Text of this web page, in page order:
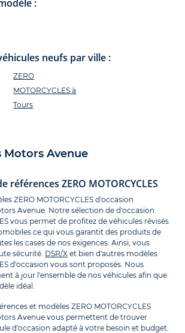
:
neufs par ville :
ZERO
MOTORCYCLES à
Tours
Avenue
références ZERO MOTORCYCLES
ZERO MOTORCYCLES d'occasion
Avenue. Notre sélection de d'occasion
vous permet de profitez de véhicules révisés
ce qui vous garantit des produits de
les cases de nos exigences. Ainsi, vous
sécurité. DSR/X et bien d'autres modèles
d'occasion vous sont proposés. Nous
à jour l'ensemble de nos véhicules afin que
idéal.
et modèles ZERO MOTORCYCLES
Avenue vous permettent de trouver
d'occasion adapté à votre besoin et budget.